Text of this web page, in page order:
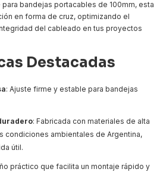
bandejas portacables de 100mm, esta
en forma de cruz, optimizando el
del cableado en tus proyectos
Destacadas
: Ajuste firme y estable para bandejas
: Fabricada con materiales de alta
condiciones ambientales de Argentina,
útil.
práctico que facilita un montaje rápido y